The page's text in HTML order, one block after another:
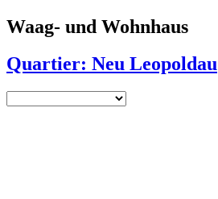
Waag- und Wohnhaus
Quartier: Neu Leopoldau